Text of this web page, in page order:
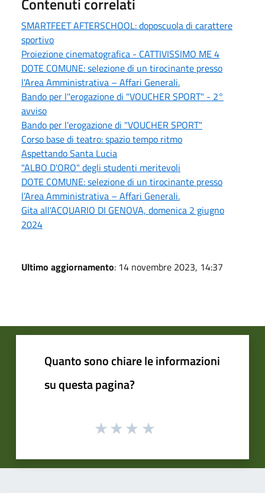
SMARTFEET AFTERSCHOOL: doposcuola di carattere
sportivo
Proiezione cinematografica - CATTIVISSIMO ME 4
DOTE COMUNE: selezione di un tirocinante presso
l’Area Amministrativa – Affari Generali.
Bando per l''erogazione di "VOUCHER SPORT" - 2°
avviso
Bando per l'erogazione di "VOUCHER SPORT"
Corso base di teatro: spazio tempo ritmo
Aspettando Santa Lucia
"ALBO D'ORO" degli studenti meritevoli
DOTE COMUNE: selezione di un tirocinante presso
l’Area Amministrativa – Affari Generali.
Gita all'ACQUARIO DI GENOVA, domenica 2 giugno
2024
Ultimo aggiornamento: 14 novembre 2023, 14:37
Quanto sono chiare le informazioni
su questa pagina?